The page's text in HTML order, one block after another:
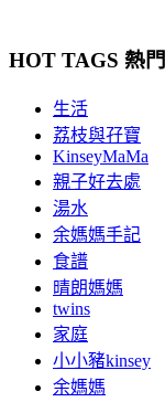
HOT TAGS 熱
生活
荔枝與孖寶
KinseyMaMa
親子好去處
湯水
余媽媽手記
食譜
晴朗媽媽
twins
家庭
小小豬kinsey
余媽媽